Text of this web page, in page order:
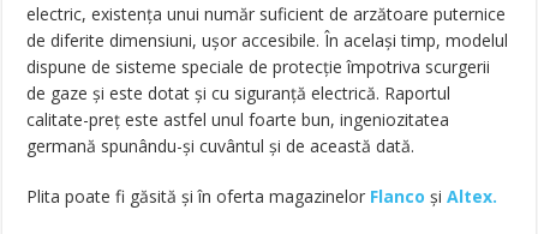
electric, existența unui număr suficient de arzătoare puternice
de diferite dimensiuni, ușor accesibile. În același timp, modelul
dispune de sisteme speciale de protecție împotriva scurgerii
de gaze și este dotat și cu siguranță electrică. Raportul
calitate-preț este astfel unul foarte bun, ingeniozitatea
germană spunându-și cuvântul și de această dată.
Plita poate fi găsită și în oferta magazinelor Flanco șiAltex.